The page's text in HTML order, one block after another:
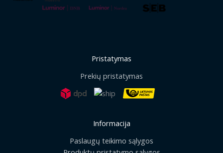
Pristatymas
Prekių pristatymas
Informacija
Paslaugų teikimo sąlygos